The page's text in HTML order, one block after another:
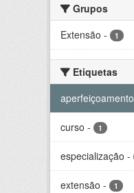
Grupos
Extensão - 1
Etiquetas
aperfeiçoamento
curso - 1
especialização -
extensão - 1